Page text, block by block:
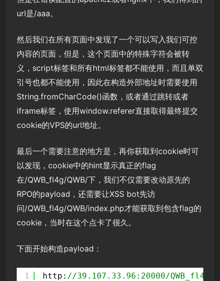
url是/aaa。
然后我们在所有页面中发现了一个可以写入我们可控
内容的页面，但是，这个页面中的特殊字符会被转
义，script标签和所有html标签都不能使用，而且单双
引号也都不能使用，因此在构造外部地址时需要使用
String.fromCharCode()函数，或者通过跳转或者
iframe标签，使用window.referer直接取得最终提交
cookie的VPS的url地址。
最后一个需要注意的地方是，再你获取到cookie时可
以发现，cookie中的hint显示真正的flag
在/QWB_fl4g/QWB/下，我们不仅需要改动原先的
RPO的payload，还需要让XSS bot先访
问/QWB_fl4g/QWB/index.php才能获取到包含flag的
cookie，当时在这个点卡了很久。
下面开始构造payload：
1 http: //39.107.33.96:20000/